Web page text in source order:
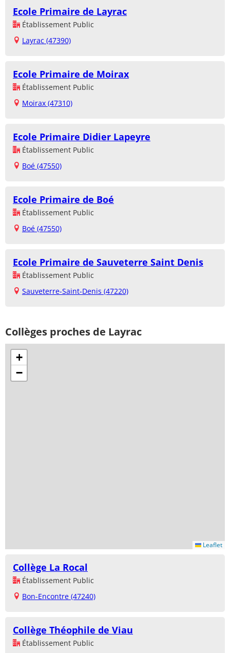
Ecole Primaire de Layrac
Établissement Public
Layrac (47390)
Ecole Primaire de Moirax
Établissement Public
Moirax (47310)
Ecole Primaire Didier Lapeyre
Établissement Public
Boé (47550)
Ecole Primaire de Boé
Établissement Public
Boé (47550)
Ecole Primaire de Sauveterre Saint Denis
Établissement Public
Sauveterre-Saint-Denis (47220)
Collèges proches de Layrac
+
−
Leaflet
Collège La Rocal
Établissement Public
Bon-Encontre (47240)
Collège Théophile de Viau
Établissement Public